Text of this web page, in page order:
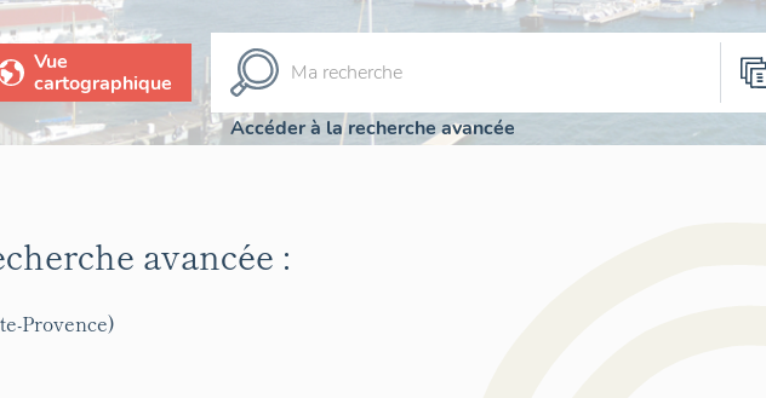
Vue
cartographique
Accéder à la recherche avancée
avancée :
Provence)